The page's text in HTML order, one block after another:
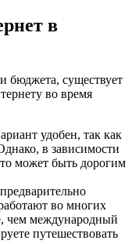
в
бюджета, существует
во время
удобен, так как
в зависимости
может быть дорогим
во многих
чем международный
путешествовать